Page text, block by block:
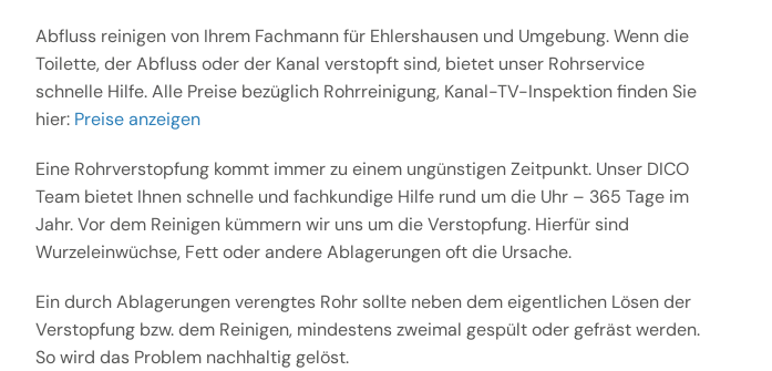
Abfluss reinigen von Ihrem Fachmann für Ehlershausen und Umgebung. Wenn die
Toilette, der Abfluss oder der Kanal verstopft sind, bietet unser Rohrservice
schnelle Hilfe. Alle Preise bezüglich Rohrreinigung, Kanal-TV-Inspektion finden Sie
hier: Preise anzeigen
Eine Rohrverstopfung kommt immer zu einem ungünstigen Zeitpunkt. Unser DICO
Team bietet Ihnen schnelle und fachkundige Hilfe rund um die Uhr – 365 Tage im
Jahr. Vor dem Reinigen kümmern wir uns um die Verstopfung. Hierfür sind
Wurzeleinwüchse, Fett oder andere Ablagerungen oft die Ursache.
Ein durch Ablagerungen verengtes Rohr sollte neben dem eigentlichen Lösen der
Verstopfung bzw. dem Reinigen, mindestens zweimal gespült oder gefräst werden.
So wird das Problem nachhaltig gelöst.